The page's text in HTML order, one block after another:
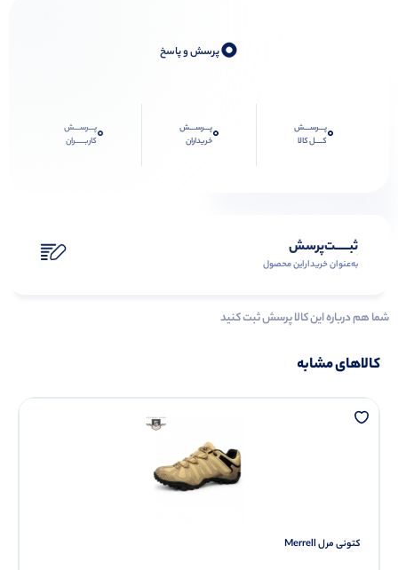
0پرسش و پاسخ
0پـــرســـش
کــــل کالا
0پـــرســـش
خریداران
0پـــرســـش
کاربـــــران
ثبـــــت‌پرسش
به‌عنوان ‌خریدار‌این‌ محصول
شما هم درباره این کالا پرسش ثبت کنید
کالاهای مشابه
کتونی مرل Merrell